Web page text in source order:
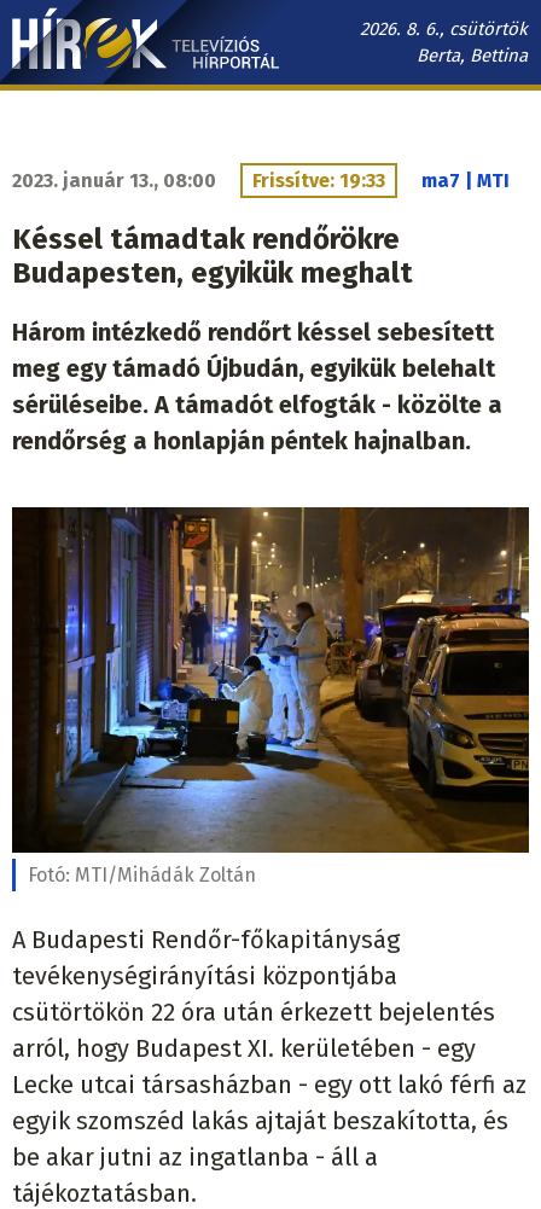
Ugrás
tartalomra
2026. 8. 6., csütörtök
Berta, Bettina
Hírek.sk
2023. január 13., 08:00 Frissítve: 19:33 ma7 | MTI
Késsel támadtak rendőrökre
Budapesten, egyikük meghalt
Három intézkedő rendőrt késsel sebesített
meg egy támadó Újbudán, egyikük belehalt
sérüléseibe. A támadót elfogták - közölte a
rendőrség a honlapján péntek hajnalban.
Fotó: MTI/Mihádák Zoltán
A Budapesti Rendőr-főkapitányság
tevékenységirányítási központjába
csütörtökön 22 óra után érkezett bejelentés
arról, hogy Budapest XI. kerületében - egy
Lecke utcai társasházban - egy ott lakó férfi az
egyik szomszéd lakás ajtaját beszakította, és
be akar jutni az ingatlanba - áll a
tájékoztatásban.